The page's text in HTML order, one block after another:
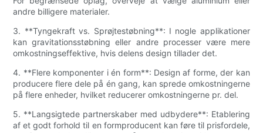
andre billigere materialer.
3. **Tyngekraft vs. Sprøjtestøbning**: I nogle applikationer
kan gravitationsstøbning eller andre processer være mere
omkostningseffektive, hvis delens design tillader det.
4. **Flere komponenter i én form**: Design af forme, der kan
producere flere dele på én gang, kan sprede omkostningerne
på flere enheder, hvilket reducerer omkostningerne pr. del.
5. **Langsigtede partnerskaber med udbydere**: Etablering
af et godt forhold til en formproducent kan føre til prisfordele,